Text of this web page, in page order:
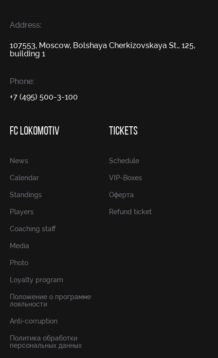
Address:
107553, Moscow, Bolshaya Cherkizovskaya St., 125,
building 1
Phone:
+7 (495) 500-3-100
FC LOKOMOTIV
News
Calendar
Standings
Players
Coaching staff
Media
Photo
Loyalty program
Положение о программе
лояльности
Anti-corruption
Политика обработки
персональных данных
TICKETS
Schedule
VIP-Boxes
Оферта
Refund ticket